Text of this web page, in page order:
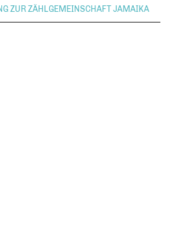
ZUR ZÄHLGEMEINSCHAFT JAMAIKA